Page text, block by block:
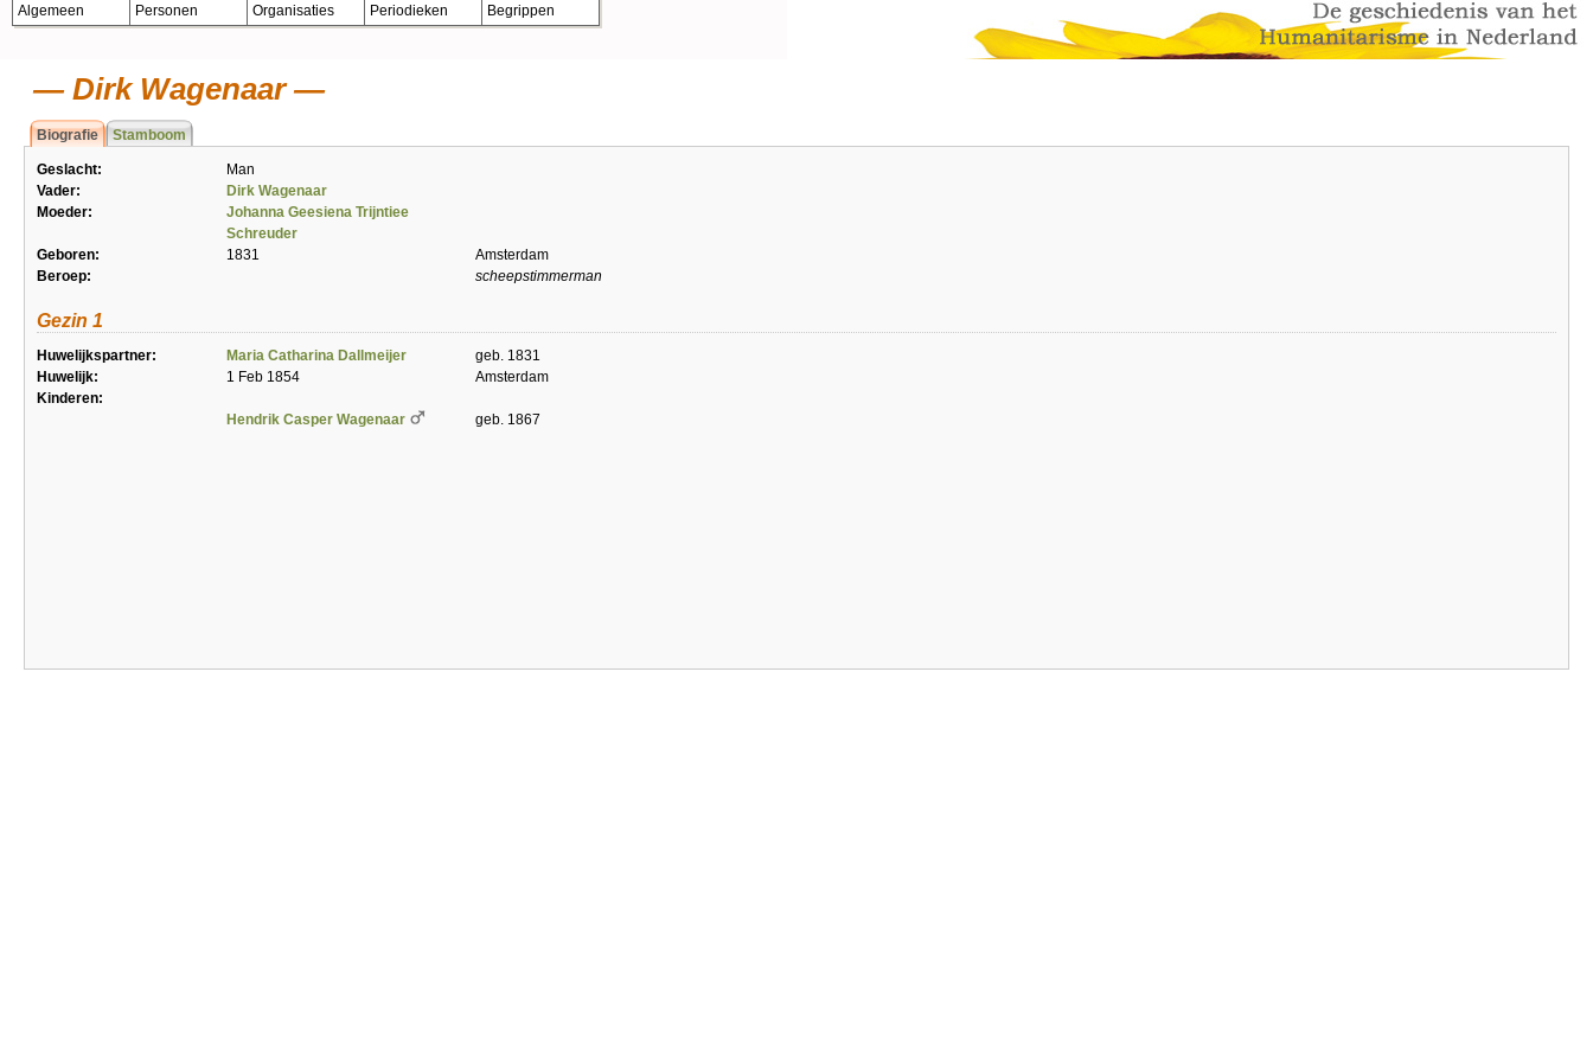
Algemeen Personen Organisaties Periodieken Begrippen
Dirk Wagenaar
Biografie Stamboom
Geslacht:
Man
Vader:
Dirk Wagenaar
Moeder:
Johanna Geesiena Trijntiee
Schreuder
Geboren:
1831
Amsterdam
Beroep:
scheepstimmerman
Gezin 1
Huwelijkspartner: Maria Catharina Dallmeijer
geb. 1831
Huwelijk:
1 Feb 1854
Amsterdam
Kinderen:
Hendrik Casper Wagenaar
geb. 1867